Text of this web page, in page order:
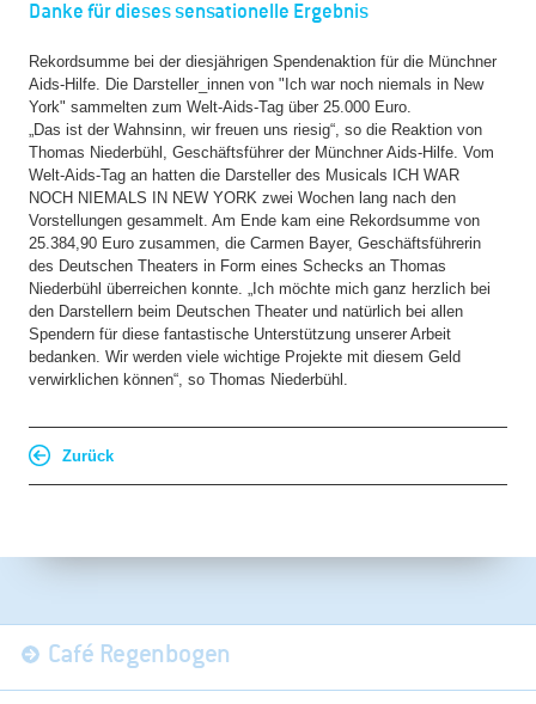
Danke für dieses sensationelle Ergebnis
Rekordsumme bei der diesjährigen Spendenaktion für die Münchner
Aids-Hilfe. Die Darsteller_innen von "Ich war noch niemals in New
York" sammelten zum Welt-Aids-Tag über 25.000 Euro.
„Das ist der Wahnsinn, wir freuen uns riesig“, so die Reaktion von
Thomas Niederbühl, Geschäftsführer der Münchner Aids-Hilfe. Vom
Welt-Aids-Tag an hatten die Darsteller des Musicals ICH WAR
NOCH NIEMALS IN NEW YORK zwei Wochen lang nach den
Vorstellungen gesammelt. Am Ende kam eine Rekordsumme von
25.384,90 Euro zusammen, die Carmen Bayer, Geschäftsführerin
des Deutschen Theaters in Form eines Schecks an Thomas
Niederbühl überreichen konnte. „Ich möchte mich ganz herzlich bei
den Darstellern beim Deutschen Theater und natürlich bei allen
Spendern für diese fantastische Unterstützung unserer Arbeit
bedanken. Wir werden viele wichtige Projekte mit diesem Geld
verwirklichen können“, so Thomas Niederbühl.
Zurück
überspringenCafé Regenbogen